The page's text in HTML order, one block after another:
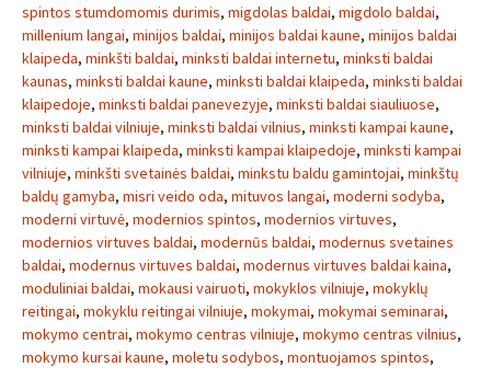
spintos stumdomomis durimis, migdolas baldai, migdolo baldai,
millenium langai, minijos baldai, minijos baldai kaune, minijos baldai
klaipeda, minkšti baldai, minksti baldai internetu, minksti baldai
kaunas, minksti baldai kaune, minksti baldai klaipeda, minksti baldai
klaipedoje, minksti baldai panevezyje, minksti baldai siauliuose,
minksti baldai vilniuje, minksti baldai vilnius, minksti kampai kaune,
minksti kampai klaipeda, minksti kampai klaipedoje, minksti kampai
vilniuje, minkšti svetainės baldai, minkstu baldu gamintojai, minkštų
baldų gamyba, misri veido oda, mituvos langai, moderni sodyba,
moderni virtuvė, modernios spintos, modernios virtuves,
modernios virtuves baldai, modernūs baldai, modernus svetaines
baldai, modernus virtuves baldai, modernus virtuves baldai kaina,
moduliniai baldai, mokausi vairuoti, mokyklos vilniuje, mokyklų
reitingai, mokyklu reitingai vilniuje, mokymai, mokymai seminarai,
mokymo centrai, mokymo centras vilniuje, mokymo centras vilnius,
mokymo kursai kaune, moletu sodybos, montuojamos spintos,